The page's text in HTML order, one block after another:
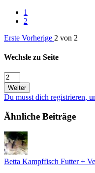
1
2
Erste Vorherige 2 von 2
Wechsle zu Seite
Weiter
Du musst dich registrieren,
Ähnliche Beiträge
Betta Kampffisch Futter +